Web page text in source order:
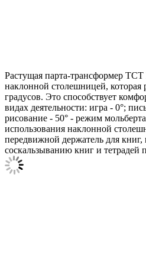
Растущая парта-трансформер
наклонной столешницей, которая
градусов. Это способствует
видах деятельности: игра - 0°;
рисование - 50° - режим
использования наклонной
передвижной держатель для книг,
соскальзыванию книг и тетрадей